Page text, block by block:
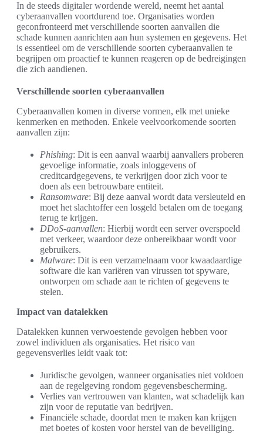
In de steeds digitaler wordende wereld, neemt het aantal
cyberaanvallen voortdurend toe. Organisaties worden
geconfronteerd met verschillende soorten aanvallen die
schade kunnen aanrichten aan hun systemen en gegevens. Het
is essentieel om de verschillende soorten cyberaanvallen te
begrijpen om proactief te kunnen reageren op de bedreigingen
die zich aandienen.
Verschillende soorten cyberaanvallen
Cyberaanvallen komen in diverse vormen, elk met unieke
kenmerken en methoden. Enkele veelvoorkomende soorten
aanvallen zijn:
Phishing: Dit is een aanval waarbij aanvallers proberen
gevoelige informatie, zoals inloggevens of
creditcardgegevens, te verkrijgen door zich voor te
doen als een betrouwbare entiteit.
Ransomware: Bij deze aanval wordt data versleuteld en
moet het slachtoffer een losgeld betalen om de toegang
terug te krijgen.
DDoS-aanvallen: Hierbij wordt een server overspoeld
met verkeer, waardoor deze onbereikbaar wordt voor
gebruikers.
Malware: Dit is een verzamelnaam voor kwaadaardige
software die kan variëren van virussen tot spyware,
ontworpen om schade aan te richten of gegevens te
stelen.
Impact van datalekken
Datalekken kunnen verwoestende gevolgen hebben voor
zowel individuen als organisaties. Het risico van
gegevensverlies leidt vaak tot:
Juridische gevolgen, wanneer organisaties niet voldoen
aan de regelgeving rondom gegevensbescherming.
Verlies van vertrouwen van klanten, wat schadelijk kan
zijn voor de reputatie van bedrijven.
Financiële schade, doordat men te maken kan krijgen
met boetes of kosten voor herstel van de beveiliging.